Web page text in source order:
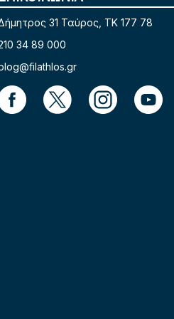
31 Ταύρος, TK 177 78
34 89 000